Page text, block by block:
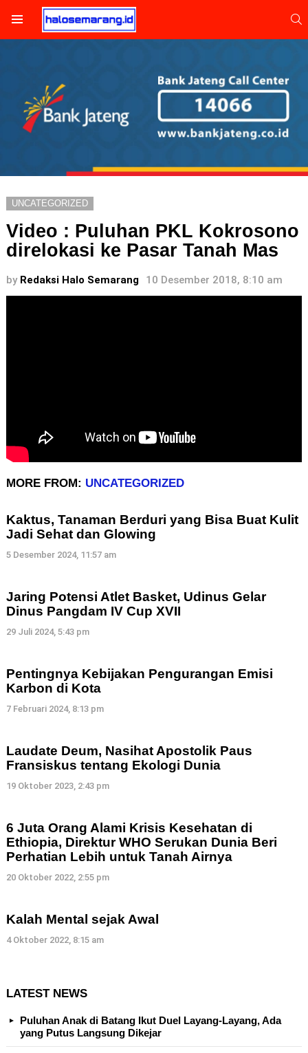
UNCATEGORIZED
Video : Puluhan PKL Kokrosono
direlokasi ke Pasar Tanah Mas
by Redaksi Halo Semarang 10 Desember 2018, 8:10 am
MORE FROM: UNCATEGORIZED
Kaktus, Tanaman Berduri yang Bisa Buat Kulit
Jadi Sehat dan Glowing
5 Desember 2024, 11:57 am
Jaring Potensi Atlet Basket, Udinus Gelar
Dinus Pangdam IV Cup XVII
29 Juli 2024, 5:43 pm
Pentingnya Kebijakan Pengurangan Emisi
Karbon di Kota
7 Februari 2024, 8:13 pm
Laudate Deum, Nasihat Apostolik Paus
Fransiskus tentang Ekologi Dunia
19 Oktober 2023, 2:43 pm
6 Juta Orang Alami Krisis Kesehatan di
Ethiopia, Direktur WHO Serukan Dunia Beri
Perhatian Lebih untuk Tanah Airnya
20 Oktober 2022, 2:55 pm
Kalah Mental sejak Awal
4 Oktober 2022, 8:15 am
LATEST NEWS
Puluhan Anak di Batang Ikut Duel Layang-Layang, Ada
yang Putus Langsung Dikejar